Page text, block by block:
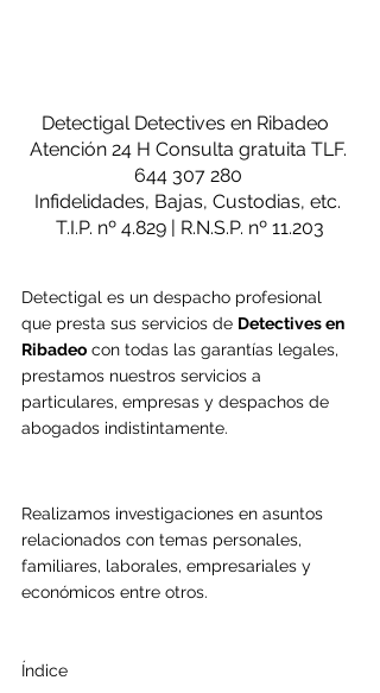
Detectigal Detectives en Ribadeo
Atención 24 H Consulta gratuita TLF.
644 307 280
Infidelidades, Bajas, Custodias, etc.
T.I.P. nº 4.829 | R.N.S.P. nº 11.203
Detectigal es un despacho profesional
que presta sus servicios de Detectives en
Ribadeo con todas las garantías legales,
prestamos nuestros servicios a
particulares, empresas y despachos de
abogados indistintamente.
Realizamos investigaciones en asuntos
relacionados con temas personales,
familiares, laborales, empresariales y
económicos entre otros.
Índice